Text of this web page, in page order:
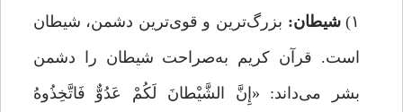
۱) شیطان: بزرگ‌ترین و قوی‌ترین دشمن، شیطان
است. قرآن کریم به‌صراحت شیطان را دشمن
بشر می‌داند: «إِنَّ الشَّیْطانَ لَکُمْ عَدُوٌّ فَاتَّخِذُوهُ